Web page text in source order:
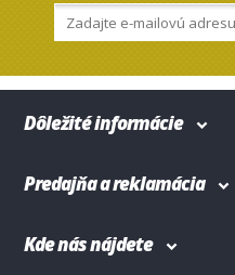
Dôležité informácie
Predajňa a reklamácia
Kde nás nájdete